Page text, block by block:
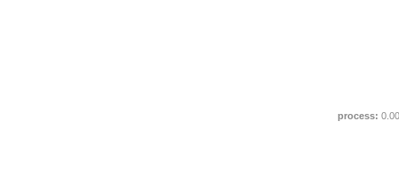
process: